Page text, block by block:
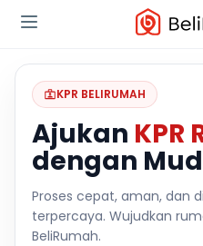
KPR BELIRUMAH
Ajukan KPR
dengan
Proses cepat, aman, dan
terpercaya. Wujudkan
BeliRumah.